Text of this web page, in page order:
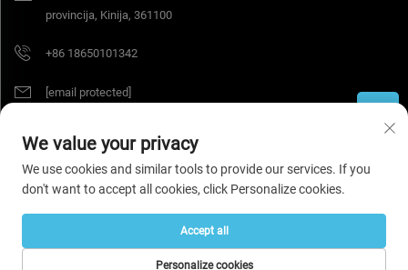
provincija, Kinija, 361100
+86 18650101342
[email protected]
Autorių teisės © 2026 Tesel Seal Tech (Xiamen) Co., Ltd. Visos teisės
saugomos. Privatumo politika
We value your privacy
We use cookies and similar tools to provide our services. If you
don't want to accept all cookies, click Personalize cookies.
Personalize cookies
Accept all